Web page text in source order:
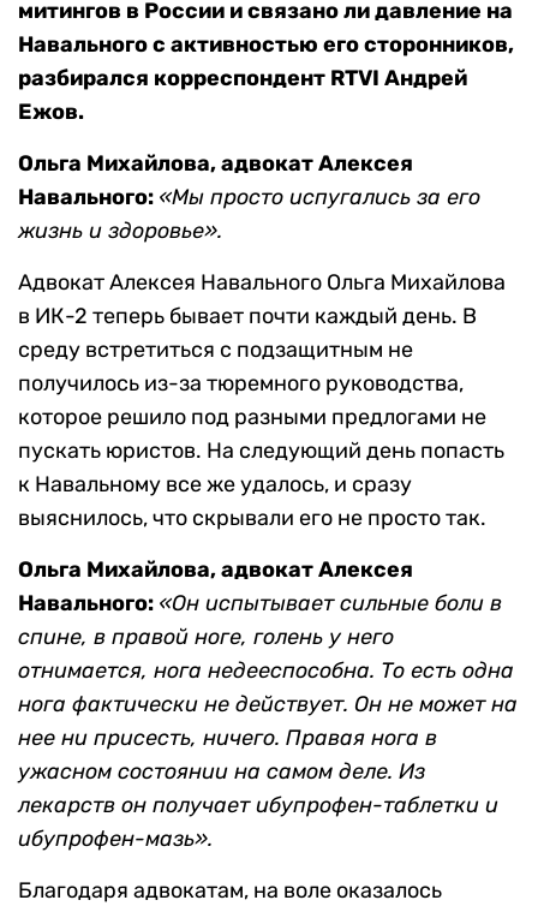
митингов в России и связано ли давление на
Навального с активностью его сторонников,
разбирался корреспондент RTVI Андрей
Ежов.
Ольга Михайлова, адвокат Алексея
Навального: «Мы просто испугались за его
жизнь и здоровье».
Адвокат Алексея Навального Ольга Михайлова
в ИК-2 теперь бывает почти каждый день. В
среду встретиться с подзащитным не
получилось из-за тюремного руководства,
которое решило под разными предлогами не
пускать юристов. На следующий день попасть
к Навальному все же удалось, и сразу
выяснилось, что скрывали его не просто так.
Ольга Михайлова, адвокат Алексея
Навального: «Он испытывает сильные боли в
спине, в правой ноге, голень у него
отнимается, нога недееспособна. То есть одна
нога фактически не действует. Он не может на
нее ни присесть, ничего. Правая нога в
ужасном состоянии на самом деле. Из
лекарств он получает ибупрофен-таблетки и
ибупрофен-мазь».
Благодаря адвокатам, на воле оказалось